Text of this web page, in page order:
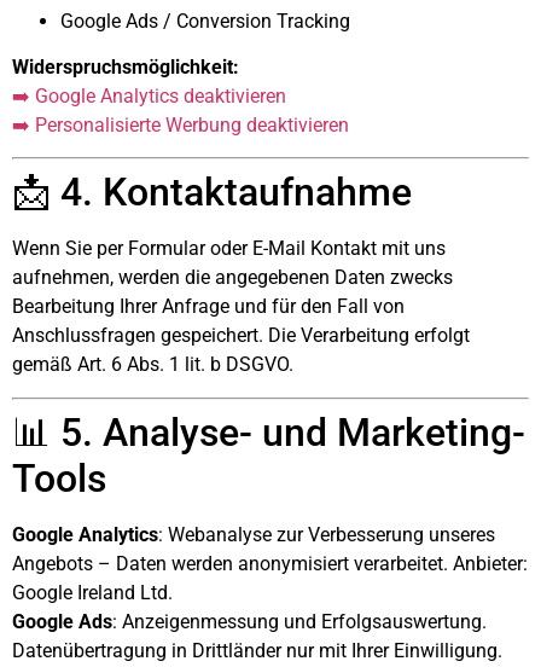
Google Ads / Conversion Tracking
Widerspruchsmöglichkeit:
➡️ Google Analytics deaktivieren
➡️ Personalisierte Werbung deaktivieren
📩 4. Kontaktaufnahme
Wenn Sie per Formular oder E-Mail Kontakt mit uns
aufnehmen, werden die angegebenen Daten zwecks
Bearbeitung Ihrer Anfrage und für den Fall von
Anschlussfragen gespeichert. Die Verarbeitung erfolgt
gemäß Art. 6 Abs. 1 lit. b DSGVO.
📊 5. Analyse- und Marketing-
Tools
Google Analytics: Webanalyse zur Verbesserung unseres
Angebots – Daten werden anonymisiert verarbeitet. Anbieter:
Google Ireland Ltd.
Google Ads: Anzeigenmessung und Erfolgsauswertung.
Datenübertragung in Drittländer nur mit Ihrer Einwilligung.